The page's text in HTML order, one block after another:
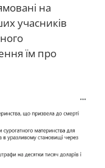
на
учасників
їм про